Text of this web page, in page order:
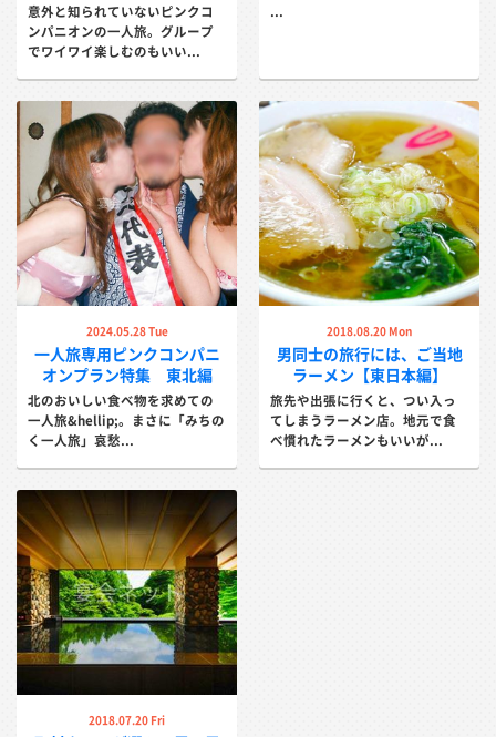
意外と知られていないピンクコ
ンパニオンの一人旅。グループ
でワイワイ楽しむのもいい...
...
2024.05.28 Tue
一人旅専用ピンクコンパニ
オンプラン特集 東北編
北のおいしい食べ物を求めての
一人旅&hellip;。まさに「みちの
く一人旅」哀愁...
2018.08.20 Mon
男同士の旅行には、ご当地
ラーメン【東日本編】
旅先や出張に行くと、つい入っ
てしまうラーメン店。地元で食
べ慣れたラーメンもいいが...
2018.07.20 Fri